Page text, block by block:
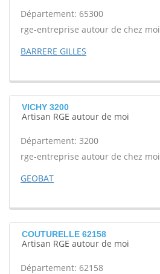
Département: 65300
rge-entreprise autour de chez moi
BARRERE GILLES
VICHY 3200
Artisan RGE autour de moi
Département: 3200
rge-entreprise autour de chez moi
GEOBAT
COUTURELLE 62158
Artisan RGE autour de moi
Département: 62158